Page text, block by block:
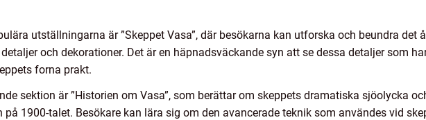
utställningarna är ”Skeppet Vasa”, där besökarna kan utforska och beundra det
och dekorationer. Det är en häpnadsväckande syn att se dessa detaljer som
forna prakt.
sektion är ”Historien om Vasa”, som berättar om skeppets dramatiska sjöolycka
1900-talet. Besökare kan lära sig om den avancerade teknik som användes vid